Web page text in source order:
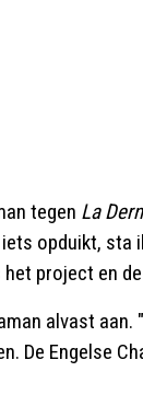
tegen La
opduikt,
project en
alvast
De Engelse